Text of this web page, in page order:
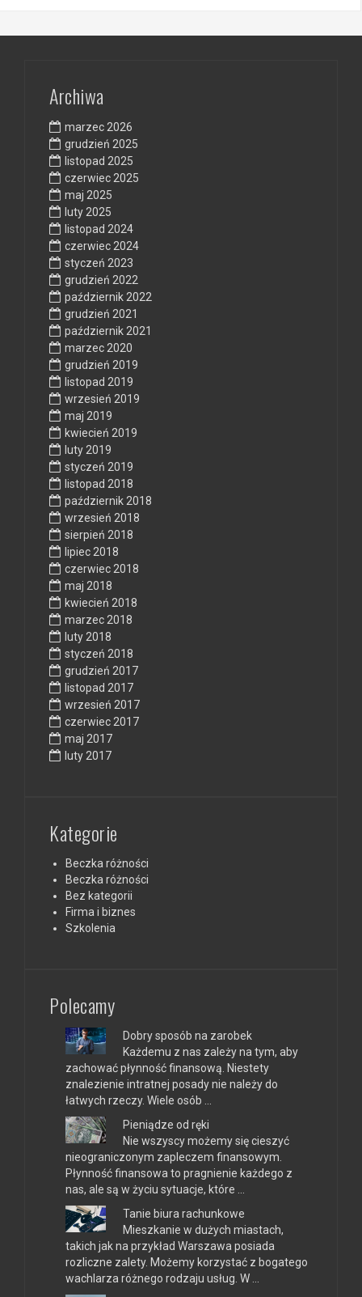
Archiwa
marzec 2026
grudzień 2025
listopad 2025
czerwiec 2025
maj 2025
luty 2025
listopad 2024
czerwiec 2024
styczeń 2023
grudzień 2022
październik 2022
grudzień 2021
październik 2021
marzec 2020
grudzień 2019
listopad 2019
wrzesień 2019
maj 2019
kwiecień 2019
luty 2019
styczeń 2019
listopad 2018
październik 2018
wrzesień 2018
sierpień 2018
lipiec 2018
czerwiec 2018
maj 2018
kwiecień 2018
marzec 2018
luty 2018
styczeń 2018
grudzień 2017
listopad 2017
wrzesień 2017
czerwiec 2017
maj 2017
luty 2017
Kategorie
Beczka różności
Beczka różności
Bez kategorii
Firma i biznes
Szkolenia
Polecamy
Dobry sposób na zarobek
Każdemu z nas zależy na tym, aby
zachować płynność finansową. Niestety
znalezienie intratnej posady nie należy do
łatwych rzeczy. Wiele osób …
Pieniądze od ręki
Nie wszyscy możemy się cieszyć
nieograniczonym zapleczem finansowym.
Płynność finansowa to pragnienie każdego z
nas, ale są w życiu sytuacje, które …
Tanie biura rachunkowe
Mieszkanie w dużych miastach,
takich jak na przykład Warszawa posiada
rozliczne zalety. Możemy korzystać z bogatego
wachlarza różnego rodzaju usług. W …